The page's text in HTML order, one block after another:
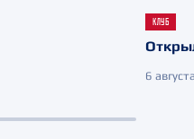
КЛУБ
6